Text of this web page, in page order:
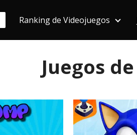
Ranking de Videojuegos
Juegos